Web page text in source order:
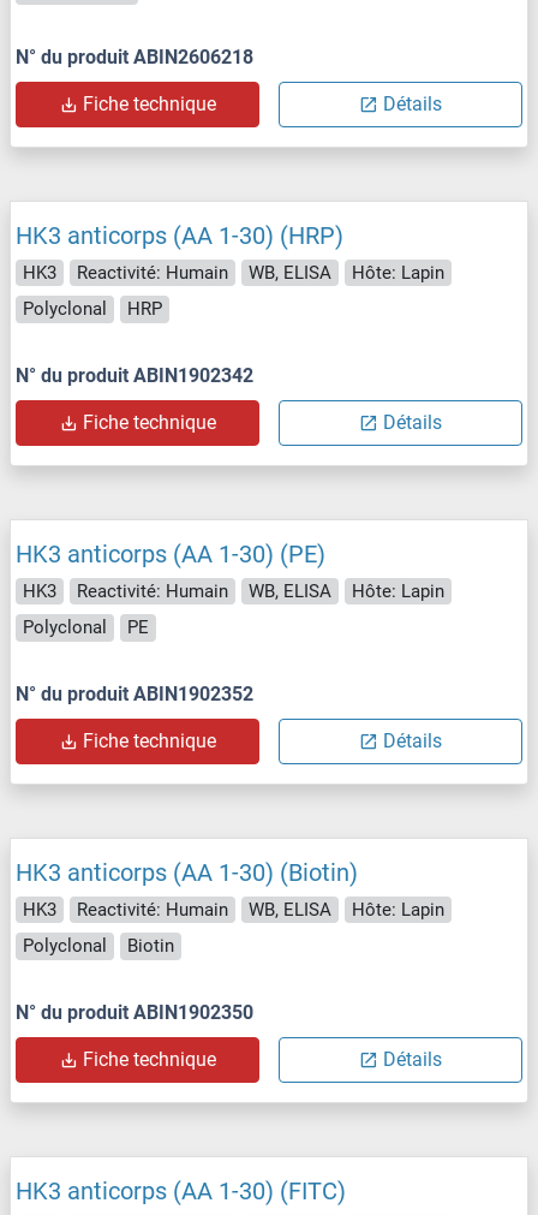
N° du produit ABIN2606218
Fiche technique Détails
HK3 anticorps (AA 1-30) (HRP)
HK3 Reactivité: Humain WB, ELISA
Hôte: Lapin
Polyclonal
HRP
N° du produit ABIN1902342
Fiche technique Détails
HK3 anticorps (AA 1-30) (PE)
HK3 Reactivité: Humain WB, ELISA
Hôte: Lapin
Polyclonal
PE
N° du produit ABIN1902352
Fiche technique Détails
HK3 anticorps (AA 1-30) (Biotin)
HK3 Reactivité: Humain WB, ELISA
Hôte: Lapin
Polyclonal
Biotin
N° du produit ABIN1902350
Fiche technique Détails
HK3 anticorps (AA 1-30) (FITC)